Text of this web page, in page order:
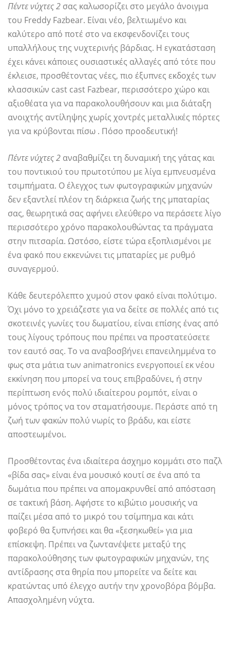
Πέντε νύχτες 2 σας καλωσορίζει στο μεγάλο άνοιγμα
του Freddy Fazbear. Είναι νέο, βελτιωμένο και
καλύτερο από ποτέ στο να εκσφενδονίζει τους
υπαλλήλους της νυχτερινής βάρδιας. Η εγκατάσταση
έχει κάνει κάποιες ουσιαστικές αλλαγές από τότε που
έκλεισε, προσθέτοντας νέες, πιο έξυπνες εκδοχές των
κλασσικών cast cast Fazbear, περισσότερο χώρο και
αξιοθέατα για να παρακολουθήσουν και μια διάταξη
ανοιχτής αντίληψης χωρίς χοντρές μεταλλικές πόρτες
για να κρύβονται πίσω . Πόσο προοδευτική!
Πέντε νύχτες 2 αναβαθμίζει τη δυναμική της γάτας και
του ποντικιού του πρωτοτύπου με λίγα εμπνευσμένα
τσιμπήματα. Ο έλεγχος των φωτογραφικών μηχανών
δεν εξαντλεί πλέον τη διάρκεια ζωής της μπαταρίας
σας, θεωρητικά σας αφήνει ελεύθερο να περάσετε λίγο
περισσότερο χρόνο παρακολουθώντας τα πράγματα
στην πιτσαρία. Ωστόσο, είστε τώρα εξοπλισμένοι με
ένα φακό που εκκενώνει τις μπαταρίες με ρυθμό
συναγερμού.
Κάθε δευτερόλεπτο χυμού στον φακό είναι πολύτιμο.
Όχι μόνο το χρειάζεστε για να δείτε σε πολλές από τις
σκοτεινές γωνίες του δωματίου, είναι επίσης ένας από
τους λίγους τρόπους που πρέπει να προστατεύσετε
τον εαυτό σας. Το να αναβοσβήνει επανειλημμένα το
φως στα μάτια των animatronics ενεργοποιεί εκ νέου
εκκίνηση που μπορεί να τους επιβραδύνει, ή στην
περίπτωση ενός πολύ ιδιαίτερου ρομπότ, είναι ο
μόνος τρόπος να τον σταματήσουμε. Περάστε από τη
ζωή των φακών πολύ νωρίς το βράδυ, και είστε
αποστεωμένοι.
Προσθέτοντας ένα ιδιαίτερα άσχημο κομμάτι στο παζλ
«βίδα σας» είναι ένα μουσικό κουτί σε ένα από τα
δωμάτια που πρέπει να απομακρυνθεί από απόσταση
σε τακτική βάση. Αφήστε το κιβώτιο μουσικής να
παίζει μέσα από το μικρό του τσίμπημα και κάτι
φοβερό θα ξυπνήσει και θα «ξεσηκωθεί» για μια
επίσκεψη. Πρέπει να ζωντανέψετε μεταξύ της
παρακολούθησης των φωτογραφικών μηχανών, της
αντίδρασης στα θηρία που μπορείτε να δείτε και
κρατώντας υπό έλεγχο αυτήν την χρονοβόρα βόμβα.
Απασχολημένη νύχτα.